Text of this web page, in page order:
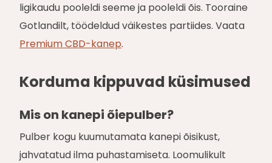
ligikaudu pooleldi seeme ja pooleldi õis. Tooraine
Gotlandilt, töödeldud väikestes partiides. Vaata
Premium CBD-kanep.
Korduma kippuvad küsimused
Mis on kanepi õiepulber?
Pulber kogu kuumutamata kanepi õisikust,
jahvatatud ilma puhastamiseta. Loomulikult